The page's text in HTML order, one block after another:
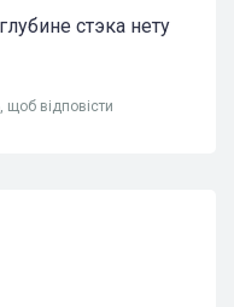
стэка нету
щоб відповісти